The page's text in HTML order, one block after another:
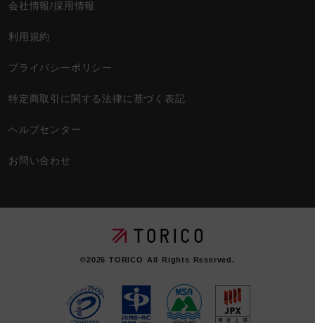
会社情報/採用情報
利用規約
プライバシーポリシー
特定商取引に関する法律に基づく表記
ヘルプセンター
お問い合わせ
©2026TORICO All Rights Reserved.